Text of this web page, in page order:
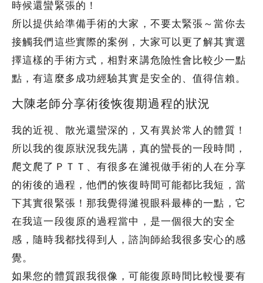
時候還蠻緊張的！
所以提供給準備手術的大家，不要太緊張～當你去
接觸我們這些實際的案例，大家可以更了解其實選
擇這樣的手術方式，相對來講危險性會比較少一點
點，有這麼多成功經驗其實是安全的、值得信賴。
大陳老師分享術後恢復期過程的狀況
我的近視、散光還蠻深的，又有異於常人的體質！
所以我的復原狀況我先講，真的蠻長的一段時間，
爬文爬了ＰＴＴ、有很多在濰視做手術的人在分享
的術後的過程，他們的恢復時間可能都比我短，當
下其實很緊張！那我覺得濰視眼科最棒的一點，它
在我這一段復原的過程當中，是一個很大的安全
感，隨時我都找得到人，諮詢師給我很多安心的感
覺。
如果您的體質跟我很像，可能復原時間比較慢要有